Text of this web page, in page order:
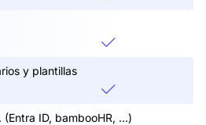
y plantillas
ID, bambooHR, ...)